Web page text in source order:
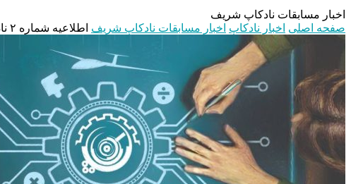
اخبار مسابقات نادکاپ شریف
صفحه اصلی اخبار نادکاپ اخبار مسابقات نادکاپ شریف اطلاعیه شماره ۲ نادکاپ ۳۰ – ثبت‌نام